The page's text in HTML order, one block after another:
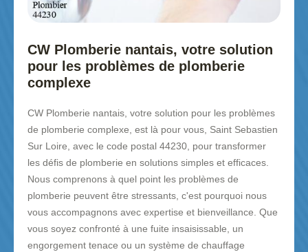
CW Plomberie nantais, votre solution
pour les problèmes de plomberie
complexe
CW Plomberie nantais, votre solution pour les problèmes
de plomberie complexe, est là pour vous, Saint Sebastien
Sur Loire, avec le code postal 44230, pour transformer
les défis de plomberie en solutions simples et efficaces.
Nous comprenons à quel point les problèmes de
plomberie peuvent être stressants, c'est pourquoi nous
vous accompagnons avec expertise et bienveillance. Que
vous soyez confronté à une fuite insaisissable, un
engorgement tenace ou un système de chauffage